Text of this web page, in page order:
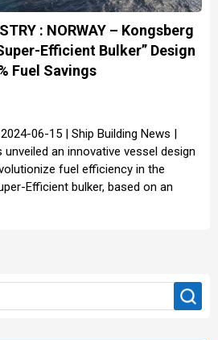
: NORWAY – Kongsberg
Efficient Bulker” Design
Fuel Savings
06-15 | Ship Building News |
an innovative vessel design
fuel efficiency in the
Efficient bulker, based on an